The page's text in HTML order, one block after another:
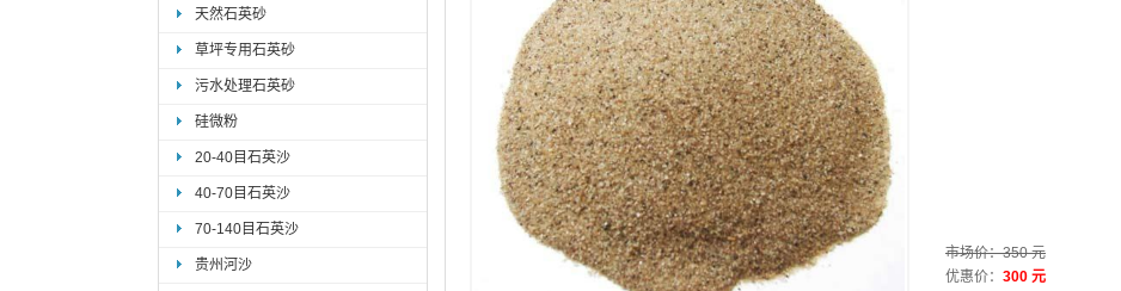
天然石英砂
草坪专用石英砂
污水处理石英砂
硅微粉
20-40目石英沙
40-70目石英沙
70-140目石英沙
贵州河沙
市场价：350 元
优惠价： 300 元